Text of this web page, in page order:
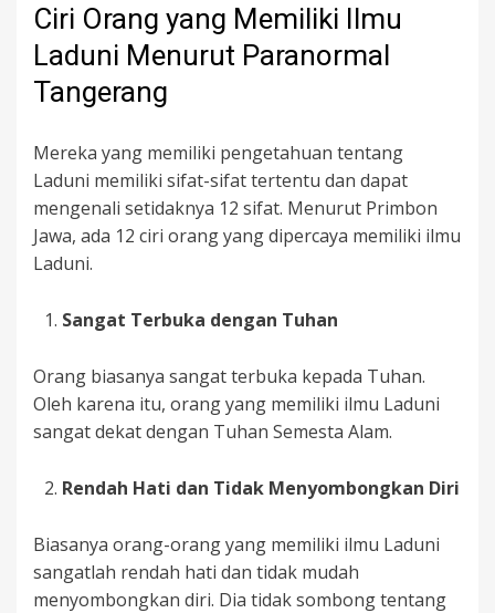
Ciri Orang yang Memiliki Ilmu
Laduni Menurut Paranormal
Tangerang
Mereka yang memiliki pengetahuan tentang
Laduni memiliki sifat-sifat tertentu dan dapat
mengenali setidaknya 12 sifat. Menurut Primbon
Jawa, ada 12 ciri orang yang dipercaya memiliki ilmu
Laduni.
Sangat Terbuka dengan Tuhan
Orang biasanya sangat terbuka kepada Tuhan.
Oleh karena itu, orang yang memiliki ilmu Laduni
sangat dekat dengan Tuhan Semesta Alam.
Rendah Hati dan Tidak Menyombongkan Diri
Biasanya orang-orang yang memiliki ilmu Laduni
sangatlah rendah hati dan tidak mudah
menyombongkan diri. Dia tidak sombong tentang